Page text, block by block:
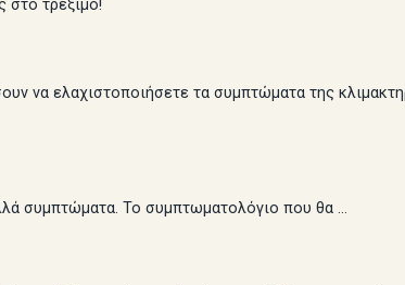
στο τρέξιμο!
να ελαχιστοποιήσετε τα συμπτώματα της
συμπτώματα. Το συμπτωματολόγιο που θα …